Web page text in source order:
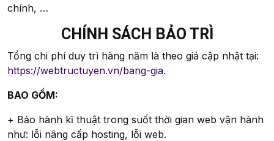
chính, …
CHÍNH SÁCH BẢO TRÌ
Tổng chi phí duy trì hàng năm là theo giá cập nhật tại:
https://webtructuyen.vn/bang-gia.
BAO GỒM:
+ Bảo hành kĩ thuật trong suốt thời gian web vận hành
như: lỗi nâng cấp hosting, lỗi web.